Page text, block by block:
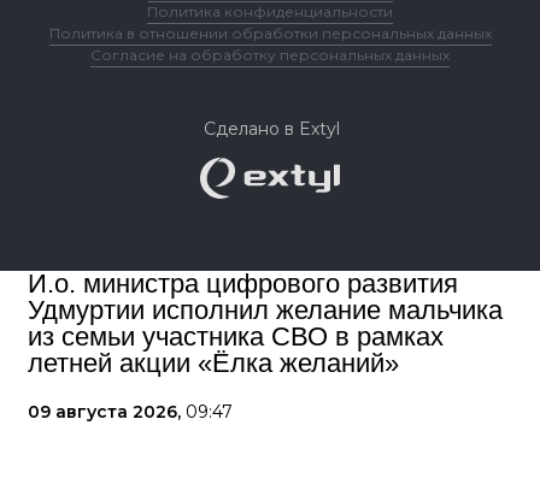
Политика конфиденциальности
Политика в отношении обработки персональных данных
Согласие на обработку персональных данных
Сделано в Extyl
И.о. министра цифрового развития
Удмуртии исполнил желание мальчика
из семьи участника СВО в рамках
летней акции «Ёлка желаний»
09 августа 2026, 09:47